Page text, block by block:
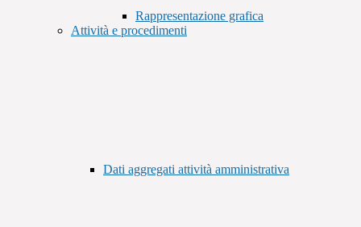
Rappresentazione grafica
Attività e procedimenti
Dati aggregati attività amministrativa